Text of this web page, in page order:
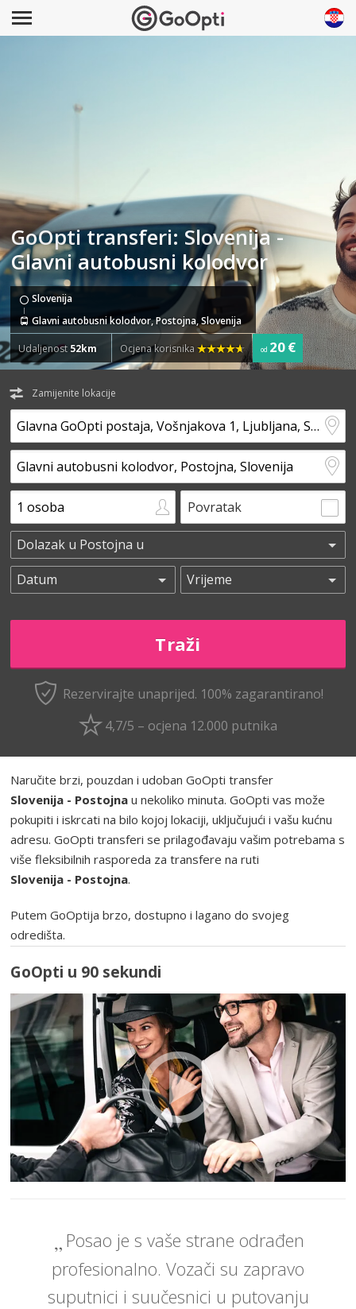
GoOpti transferi: Slovenija -
Glavni autobusni kolodvor
Slovenija
Glavni autobusni kolodvor, Postojna, Slovenija
Udaljenost 52km Ocjena korisnika od 20 €
Zamijenite lokacije
Povratak
Rezervirajte unaprijed. 100% zagarantirano!
4,7/5 – ocjena 12.000 putnika
Naručite brzi, pouzdan i udoban GoOpti transfer
Slovenija - Postojna u nekoliko minuta. GoOpti vas može
pokupiti i iskrcati na bilo kojoj lokaciji, uključujući i vašu kućnu
adresu. GoOpti transferi se prilagođavaju vašim potrebama s
više fleksibilnih rasporeda za transfere na ruti
Slovenija - Postojna.
Putem GoOptija brzo, dostupno i lagano do svojeg
odredišta.
GoOpti u 90 sekundi
Posao je s vaše strane odrađen
profesionalno. Vozači su zapravo
suputnici i suučesnici u putovanju